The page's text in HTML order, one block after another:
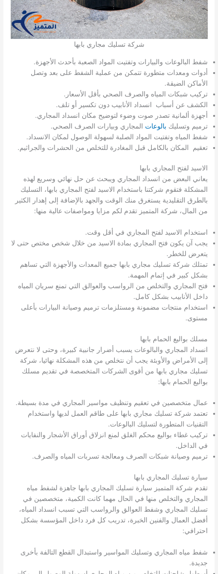
شركة تسليك مجاري بابها
شفط البالوعات والبيارات وتفتيت المواد الصعبة بأحدث الأجهزة.
أدوات ومعدات متطورة تتمكن من عملية الشفط على بعد وتصل
الأماكن الضيقة.
تركيب شبكات المياه والصرف الصحي بأقل الأسعار.
الكشف عن أسباب انسداد الأنابيب دون تكسير أو تلف.
أجهزة ألمانية تصدر صوت وضوء لتوضيح مكان انسداد المجاري.
ترميم وتسليك بالوعات المجاري وبيارات الصرف الصحي.
شفط المياه وتفتيت المواد الصلبة لسهولة الوصول لمكان الانسداد.
تعقيم المكان بالكامل قبل المغادرة للتخلص من الحشرات والجراثيم.
الاسيد لفتح المجاري بابها
يعاني البعض من انسداد المجاري ويبحث عن حل نهائي وسريع لهذه
المشكلة فتقوم شركتنا باستخدام الاسيد لفتح المجاري بابها، التسليك
بالطرق التقليدية يستغرق منك الوقت والجهد بالإضافة إلى إهدار الكثير
من المال، شركة المتميز تقدم لكم مزايا ومواصفات عالية منها:
استخدام الاسيد لفتح المجاري في أقل وقت.
يجب آن يكون فتح المجاري بمادة الاسيد من خلال شخص مختص حتى لا
يتعرض للخطر.
تمتلك شركة تسليك مجاري بابها جميع المعدات والأجهزة التي تساهم
بشكل كبير في إتمام المهمة.
فتح المجاري والتخلص من الرواسب والعوالق التي تمنع سريان المياه
داخل الأنابيب بشكل كامل.
استخدام منتجات مضمونة ومستلزمات ترميم وصيانة البيارات بأعلى
مستوى.
مسلك بواليع الحمام بابها
انسداد المجاري والبالوعات يسبب أضرار جانبية كبيرة، وحتى لا نتعرض
إلى الأمراض والأوبئة يجب أن نتخلص من هذه المشكلة نهائيا، شركة
تسليك مجاري بابها من أقوى الشركات المتخصصة في تقديم مسلك
بواليع الحمام بابها:
عمال متخصصين في تعقيم وتنظيف مواسير المجاري في مدة بسيطة.
تعتمد شركة تسليك مجاري بابها على طاقم العمل لديها واستخدام
التقنيات المتطورة لتسليك البالوعات.
تركيب غطاء بواليع محكم الغلق لمنع انزلاق أوراق الأشجار والنفايات
في الداخل.
ترميم وصيانة شبكات الصرف ومعالجة تسربات المياه والصرف.
سيارة تسليك المجاري بابها
تقدم شركة المتميز سيارة تسليك المجاري بابها جاهزة لشفط مياه
المجاري والتخلص منها في الحال مهما كانت الكمية، متخصصين في
تسليك المجاري وشفط العوالق والرواسب التي تسبب انسداد المياه،
أفضل العمال والفنين الخبرة، تدريب كل فرد داخل المؤسسة بشكل
احترافي:
شفط مياه المجاري وتسليك المواسير واستبدال القطع التالفة بأخرى
جديدة.